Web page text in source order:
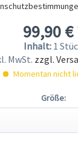
99,90 €
Inhalt: 1
MwSt. zzgl.
Momentan nicht
Größe: